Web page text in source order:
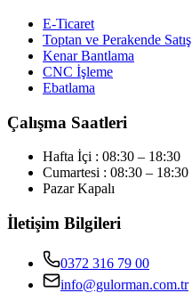
E-Ticaret
Toptan ve Perakende Satış
Kenar Bantlama
CNC İşleme
Ebatlama
Çalışma Saatleri
Hafta İçi : 08:30 – 18:30
Cumartesi : 08:30 – 18:30
Pazar Kapalı
İletişim Bilgileri
0372 316 79 00
info@gulorman.com.tr